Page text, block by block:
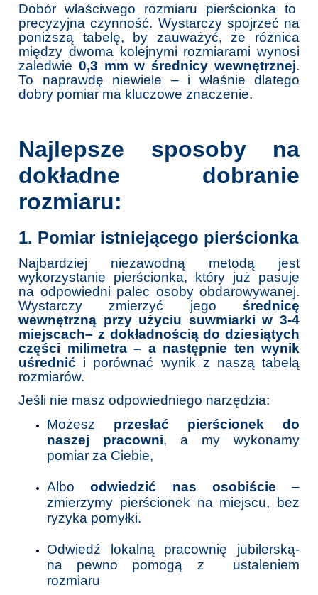
Dobór właściwego rozmiaru pierścionka to
precyzyjna czynność. Wystarczy spojrzeć na
poniższą tabelę, by zauważyć, że różnica
między dwoma kolejnymi rozmiarami wynosi
zaledwie 0,3 mm w średnicy wewnętrznej.
To naprawdę niewiele – i właśnie dlatego
dobry pomiar ma kluczowe znaczenie.
Najlepsze sposoby na
dokładne dobranie
rozmiaru:
1. Pomiar istniejącego pierścionka
Najbardziej niezawodną metodą jest
wykorzystanie pierścionka, który już pasuje
na odpowiedni palec osoby obdarowywanej.
Wystarczy zmierzyć jego średnicę
wewnętrzną przy użyciu suwmiarki w 3-4
miejscach– z dokładnością do dziesiątych
części milimetra – a następnie ten wynik
uśrednić i porównać wynik z naszą tabelą
rozmiarów.
Jeśli nie masz odpowiedniego narzędzia:
Możesz przesłać pierścionek do
naszej pracowni, a my wykonamy
pomiar za Ciebie,
Alboodwiedzić nas osobiście –
zmierzymy pierścionek na miejscu, bez
ryzyka pomyłki.
Odwiedź lokalną pracownię jubilerską-
na pewno pomogą z ustaleniem
rozmiaru